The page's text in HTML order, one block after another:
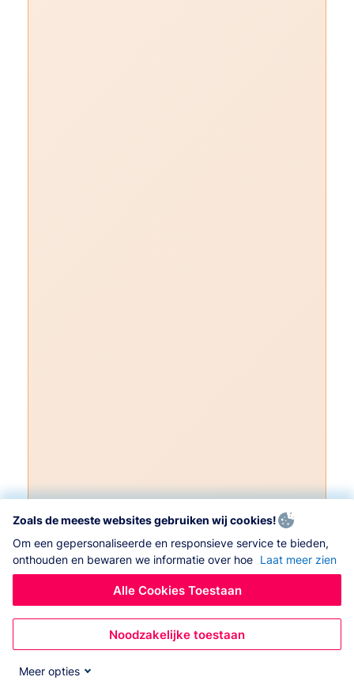
Zoals de meeste websites gebruiken wij cookies!
Om een gepersonaliseerde en responsieve service te bieden,
onthouden en bewaren we informatie over hoe Laat meer zien
Alle Cookies Toestaan
Noodzakelijke toestaan
Meer opties